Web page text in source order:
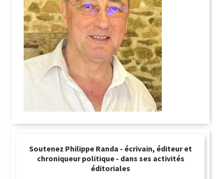
Soutenez Philippe Randa - écrivain, éditeur et
chroniqueur politique - dans ses activités
éditoriales